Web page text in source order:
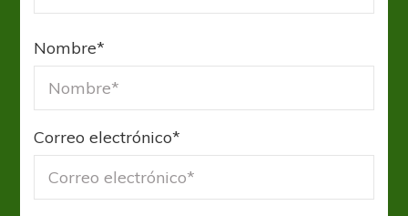
Nombre*
Correo electrónico*